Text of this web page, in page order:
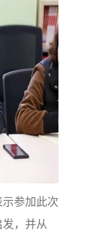
参加此次
，并从